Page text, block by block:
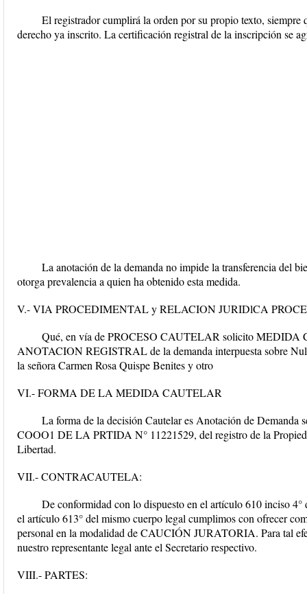
El registrador cumplirá la orden por su propio texto, siempre
derecho ya inscrito. La certificación registral de la inscripción se
La anotación de la demanda no impide la transferencia del
otorga prevalencia a quien ha obtenido esta medida.
V.- VIA PROCEDIMENTAL y RELACION JURIDlCA
Qué, en vía de PROCESO CAUTELAR solicito
ANOTACION REGISTRAL de la demanda interpuesta sobre
la señora Carmen Rosa Quispe Benites y otro
VI.- FORMA DE LA MEDIDA CAUTELAR
La forma de la decisión Cautelar es Anotación de
COOO1 DE LA PRTIDA N° 11221529, del registro de la
Libertad.
VII.- CONTRACAUTELA:
De conformidad con lo dispuesto en el artículo 610 inciso
el artículo 613° del mismo cuerpo legal cumplimos con ofrecer
personal en la modalidad de CAUCIÓN JURATORIA. Para tal
nuestro representante legal ante el Secretario respectivo.
VIII.- PARTES: